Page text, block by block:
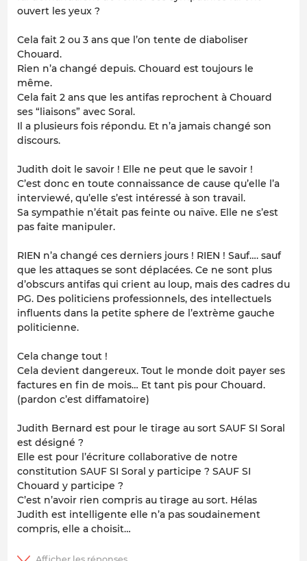
ouvert les yeux ?
Cela fait 2 ou 3 ans que l’on tente de diaboliser
Chouard.
Rien n’a changé depuis. Chouard est toujours le
même.
Cela fait 2 ans que les antifas reprochent à Chouard
ses “liaisons” avec Soral.
Il a plusieurs fois répondu. Et n’a jamais changé son
discours.
Judith doit le savoir ! Elle ne peut que le savoir !
C’est donc en toute connaissance de cause qu’elle l’a
interviewé, qu’elle s’est intéressé à son travail.
Sa sympathie n’était pas feinte ou naïve. Elle ne s’est
pas faite manipuler.
RIEN n’a changé ces derniers jours ! RIEN ! Sauf…. sauf
que les attaques se sont déplacées. Ce ne sont plus
d’obscurs antifas qui crient au loup, mais des cadres du
PG. Des politiciens professionnels, des intellectuels
influents dans la petite sphere de l’extrème gauche
politicienne.
Cela change tout !
Cela devient dangereux. Tout le monde doit payer ses
factures en fin de mois… Et tant pis pour Chouard.
(pardon c’est diffamatoire)
Judith Bernard est pour le tirage au sort SAUF SI Soral
est désigné ?
Elle est pour l’écriture collaborative de notre
constitution SAUF SI Soral y participe ? SAUF SI
Chouard y participe ?
C’est n’avoir rien compris au tirage au sort. Hélas
Judith est intelligente elle n’a pas soudainement
compris, elle a choisit…